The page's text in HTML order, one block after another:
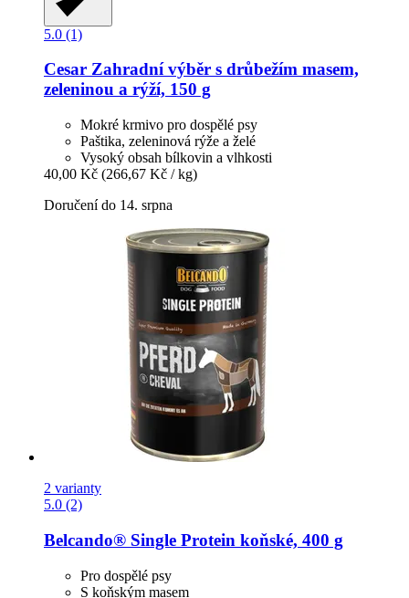
5.0 (1)
Cesar Zahradní výběr s drůbežím masem,
zeleninou a rýží, 150 g
Mokré krmivo pro dospělé psy
Paštika, zeleninová rýže a želé
Vysoký obsah bílkovin a vlhkosti
40,00 Kč (266,67 Kč / kg)
Doručení do 14. srpna
2 varianty
5.0 (2)
Belcando® Single Protein koňské, 400 g
Pro dospělé psy
S koňským masem